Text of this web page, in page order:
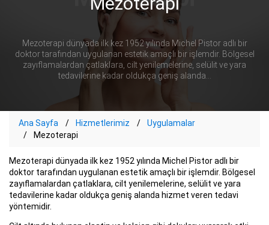
Mezoterapi dünyada ilk kez 1952 yılında Michel Pistor adlı bir
doktor tarafından uygulanan estetik amaçlı bir işlemdir. Bölgesel
zayıflamalardan çatlaklara, cilt yenilemelerine, selülit ve yara
tedavilerine kadar oldukça geniş alanda...
Ana Sayfa Hizmetlerimiz
Uygulamalar
Mezoterapi
Mezoterapi dünyada ilk kez 1952 yılında Michel Pistor adlı bir
doktor tarafından uygulanan estetik amaçlı bir işlemdir. Bölgesel
zayıflamalardan çatlaklara, cilt yenilemelerine, selülit ve yara
tedavilerine kadar oldukça geniş alanda hizmet veren tedavi
yöntemidir.